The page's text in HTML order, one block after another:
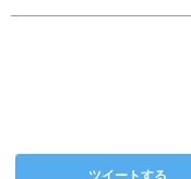
ツイートする